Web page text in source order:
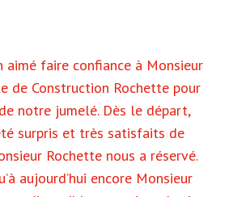
aimé faire confiance à Monsieur
de Construction Rochette pour
notre jumelé. Dès le départ,
surpris et très satisfaits de
Rochette nous a réservé.
aujourd’hui encore Monsieur